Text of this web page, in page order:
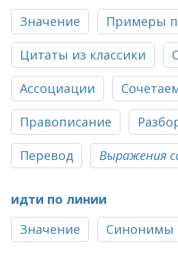
Значение
Примеры
Цитаты из классики
Ассоциации
Правописание
Перевод Выражения
идти по линии
Значение
Синонимы